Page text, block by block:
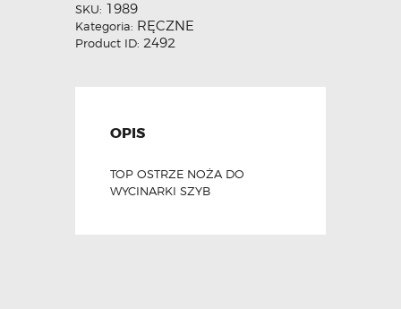
SKU: 1989
Kategoria: RĘCZNE
Product ID: 2492
OPIS
TOP OSTRZE NOŻA DO
WYCINARKI SZYB